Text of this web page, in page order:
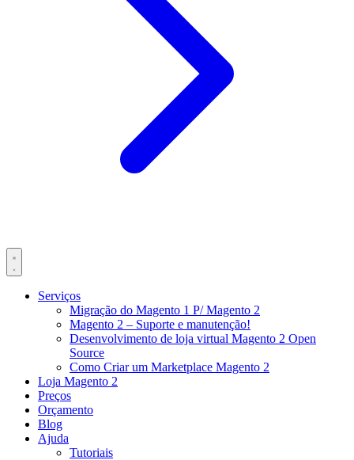
Serviços
Migração do Magento 1 P/ Magento 2
Magento 2 – Suporte e manutenção!
Desenvolvimento de loja virtual Magento 2 Open
Source
Como Criar um Marketplace Magento 2
Loja Magento 2
Preços
Orçamento
Blog
Ajuda
Tutoriais